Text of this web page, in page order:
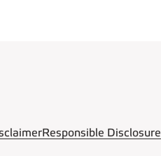
Responsible Disclosure